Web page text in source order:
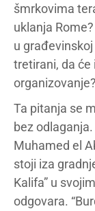
šmrkovima
uklanja
u
tretirani, da
organizovanje?
Ta pitanja se
bez
Muhamed el
stoji iza
Kalifa” u
odgovara.